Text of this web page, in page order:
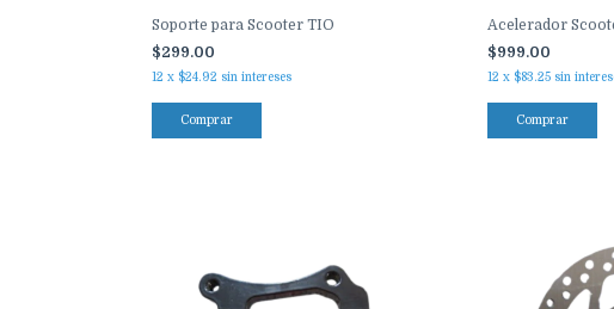
Soporte para Scooter TIO
$299.00
12 x $24.92 sin intereses
Comprar
Acelerador
$999.00
12 x $83.25 sin
Comprar